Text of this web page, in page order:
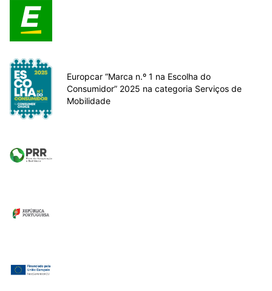
Europcar “Marca n.º 1 na Escolha do
Consumidor” 2025 na categoria Serviços de
Mobilidade